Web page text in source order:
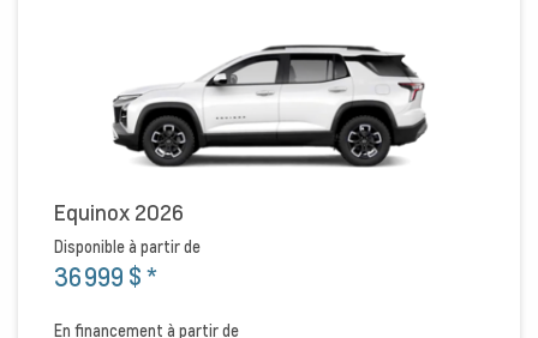
Equinox 2026
Disponible à partir de
36 999 $*
En financement à partir de